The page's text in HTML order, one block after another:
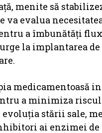
menite să
va evalua
a îmbunătăți
la implantarea
medicamentoasă
a minimiza
stării sale,
ai enzimei